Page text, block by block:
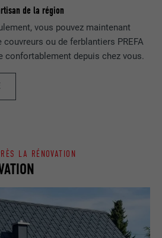
de la région
vous pouvez maintenant
ou de ferblantiers PREFA
confortablement depuis chez vous.
LA RÉNOVATION
Universal Analytics
générer des données statistiques
Optimize
jours
placé afin de tester si le navigateur
ex. 10 ou 20) et si le filtre Google
pour un site Internet.